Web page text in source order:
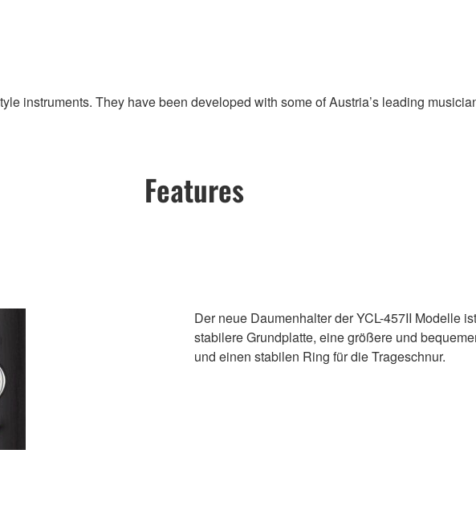
instruments. They have been developed with some of Austria’s leading
Features
Der neue Daumenhalter der YCL-457II Modelle
stabilere Grundplatte, eine größere und
und einen stabilen Ring für die Trageschnur.